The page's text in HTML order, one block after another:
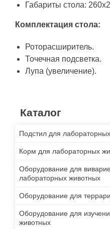
Каталог
Подстил для
Корм для лабораторных
Оборудование для
лабораторных животных
Оборудование для
Оборудование для
животных
Габариты стола:
Комплектация стола:
Роторасширитель.
Точечная подсветка.
Лупа (увеличение).